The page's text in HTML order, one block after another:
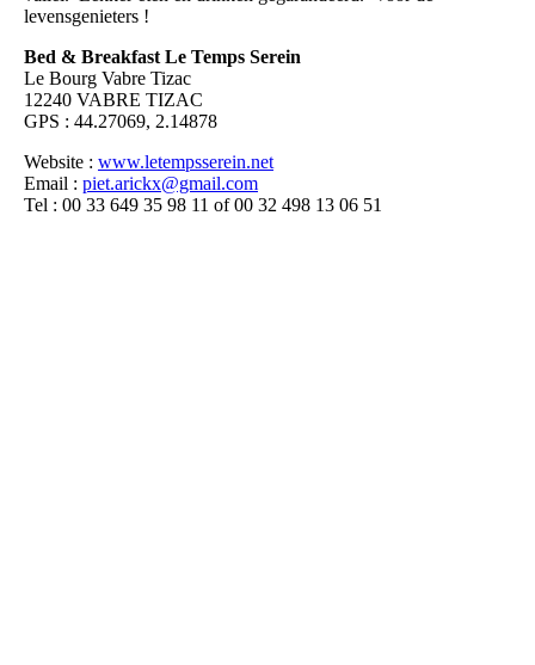
levensgenieters !
Bed & Breakfast Le Temps Serein
Le Bourg Vabre Tizac
12240 VABRE TIZAC
GPS : 44.27069, 2.14878
Website : www.letempsserein.net
Email : piet.arickx@gmail.com
Tel : 00 33 649 35 98 11 of 00 32 498 13 06 51